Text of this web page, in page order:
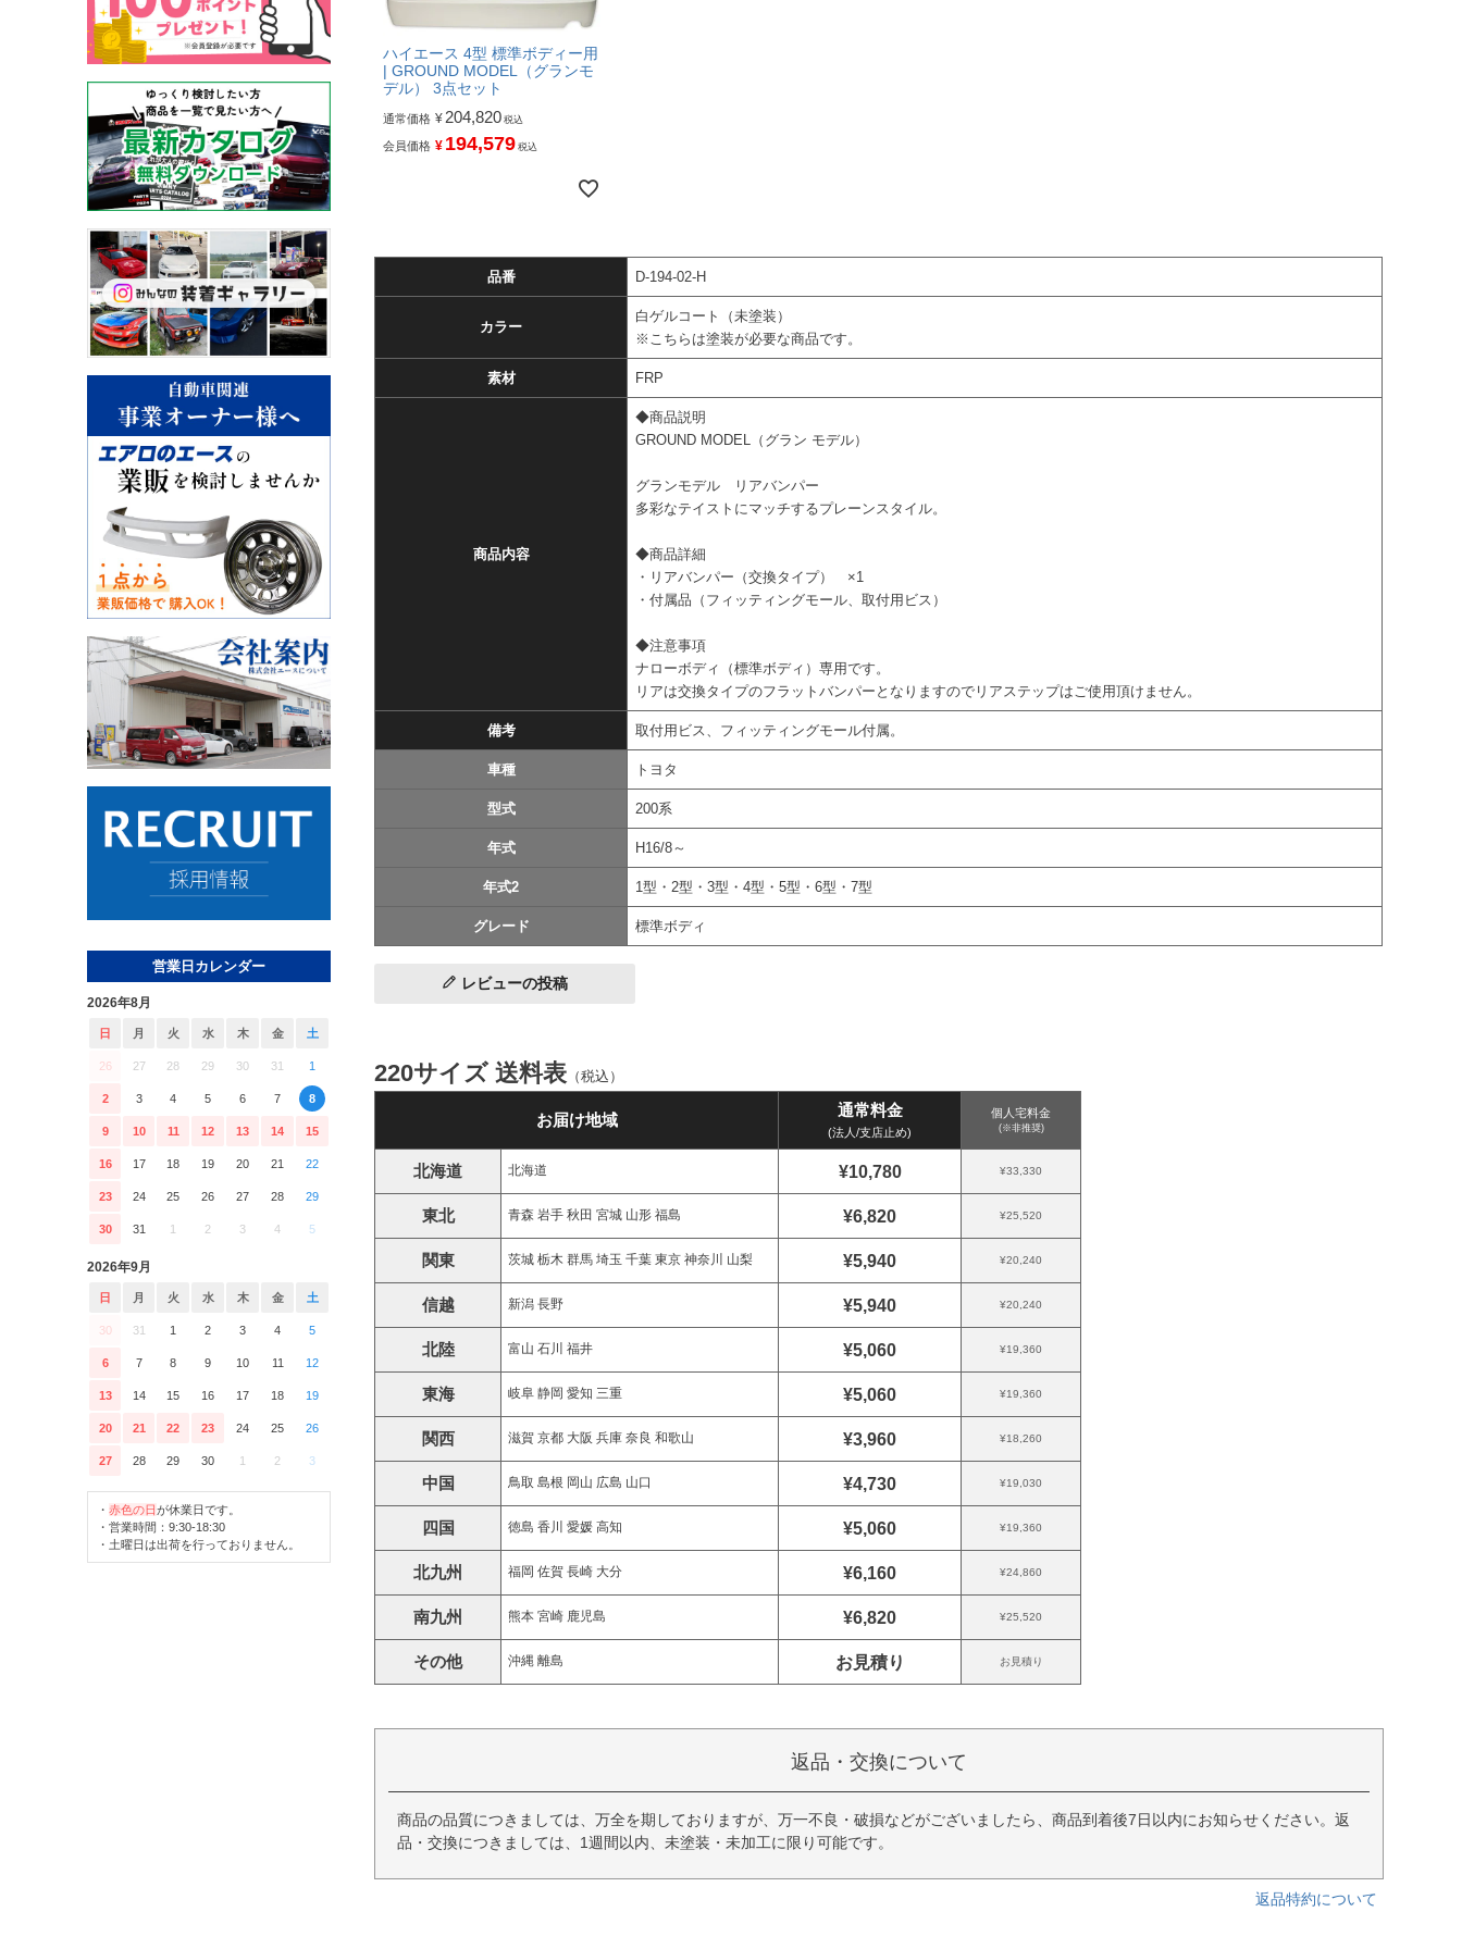
営業日カレンダー
2026年8月
日 月 火 水 木 金 土
26 27 28 29 30 31 1
2 3 4 5 6 7 8
9 10 11 12 13 14 15
16 17 18 19 20 21 22
23 24 25 26 27 28 29
30 31 1 2 3 4 5
2026年9月
日 月 火 水 木 金 土
30 31 1 2 3 4 5
6 7 8 9 10 11 12
13 14 15 16 17 18 19
20 21 22 23 24 25 26
27 28 29 30 1 2 3
・ 赤色の日が休業日です。
・営業時間：9:30-18:30
・土曜日は出荷を行っておりません。
ハイエース 4型 標準ボディー用
| GROUND MODEL（グランモ
デル） 3点セット
通常価格 ¥ 204,820 税込
会員価格 ¥ 194,579 税込
品番 D-194-02-H
カラー
白ゲルコート（未塗装）
※こちらは塗装が必要な商品です。
素材 FRP
商品内容
◆商品説明
GROUND MODEL（グラン モデル）
グランモデル リアバンパー
多彩なテイストにマッチするプレーンスタイル。
◆商品詳細
・リアバンパー（交換タイプ） ×1
・付属品（フィッティングモール、取付用ビス）
◆注意事項
ナローボディ（標準ボディ）専用です。
リアは交換タイプのフラットバンパーとなりますのでリアステップはご使用頂けません。
備考 取付用ビス、フィッティングモール付属。
車種 トヨタ
型式 200系
年式 H16/8～
年式2 1型・2型・3型・4型・5型・6型・7型
グレード 標準ボディ
レビューの投稿
220サイズ 送料表 （税込）
お届け地域
通常料金
(法人/支店止め)
個人宅料金
(※非推奨)
北海道 北海道 ¥10,780 ¥33,330
東北 青森 岩手 秋田 宮城 山形 福島 ¥6,820 ¥25,520
関東 茨城 栃木 群馬 埼玉 千葉 東京 神奈川 山梨 ¥5,940 ¥20,240
信越 新潟 長野 ¥5,940 ¥20,240
北陸 富山 石川 福井 ¥5,060 ¥19,360
東海 岐阜 静岡 愛知 三重 ¥5,060 ¥19,360
関西 滋賀 京都 大阪 兵庫 奈良 和歌山 ¥3,960 ¥18,260
中国 鳥取 島根 岡山 広島 山口 ¥4,730 ¥19,030
四国 徳島 香川 愛媛 高知 ¥5,060 ¥19,360
北九州 福岡 佐賀 長崎 大分 ¥6,160 ¥24,860
南九州 熊本 宮崎 鹿児島 ¥6,820 ¥25,520
その他 沖縄 離島 お見積り お見積り
返品・交換について
商品の品質につきましては、万全を期しておりますが、万一不良・破損などがございましたら、商品到着後7日以内にお知らせください。返
品・交換につきましては、1週間以内、未塗装・未加工に限り可能です。
返品特約について